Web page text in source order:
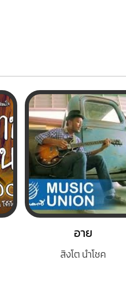
อาย
สิงโต นำโชค